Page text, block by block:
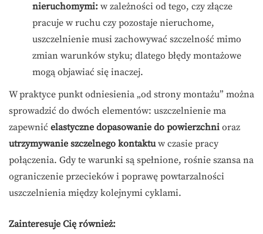
nieruchomymi: w zależności od tego, czy złącze
pracuje w ruchu czy pozostaje nieruchome,
uszczelnienie musi zachowywać szczelność mimo
zmian warunków styku; dlatego błędy montażowe
mogą objawiać się inaczej.
W praktyce punkt odniesienia „od strony montażu” można
sprowadzić do dwóch elementów: uszczelnienie ma
zapewnić elastyczne dopasowanie do powierzchni oraz
utrzymywanie szczelnego kontaktuw czasie pracy
połączenia. Gdy te warunki są spełnione, rośnie szansa na
ograniczenie przecieków i poprawę powtarzalności
uszczelnienia między kolejnymi cyklami.
Zainteresuje Cię również: